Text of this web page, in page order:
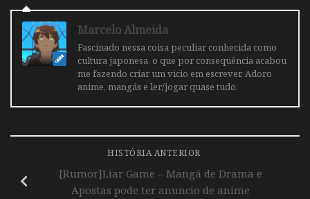
Marcelo Almeida
Fascinado nessa coisa peculiar conhecida como
cultura japonesa, o que por consequência acabou
me fazendo criar um vicio em escrever. Adoro
anime, mangás e ler/jogar quase tudo.
HISTÓRIA ANTERIOR
[Rumor]Liar Game – Mangá de Drama e
Apostas pode ter anuncio de anime